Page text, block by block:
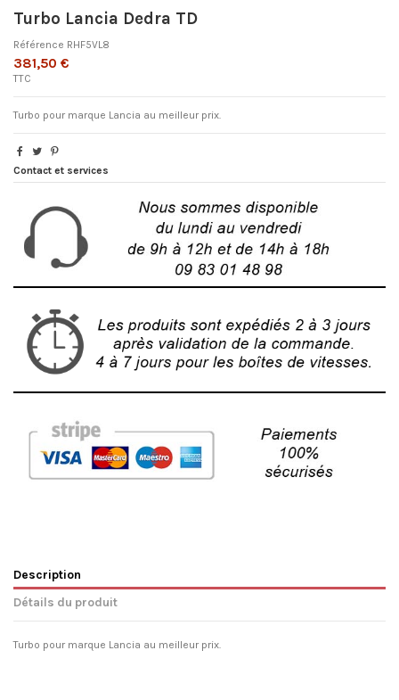
Turbo Lancia Dedra TD
Référence RHF5VL8
381,50 €
TTC
Turbo pour marque Lancia au meilleur prix.
Contact et services
Description
Détails du produit
Turbo pour marque Lancia au meilleur prix.